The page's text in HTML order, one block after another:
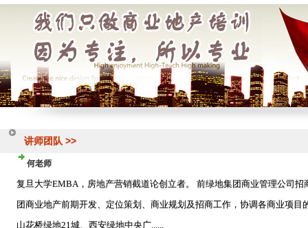
讲师团队 >>
何老师
复旦大学EMBA，房地产营销截道论创立者。 前绿地集团商业管理公司
团商业地产前期开发、定位策划、商业规划及招商工作，协调各商业项目
山花桥绿地21城、西安绿地中央广......